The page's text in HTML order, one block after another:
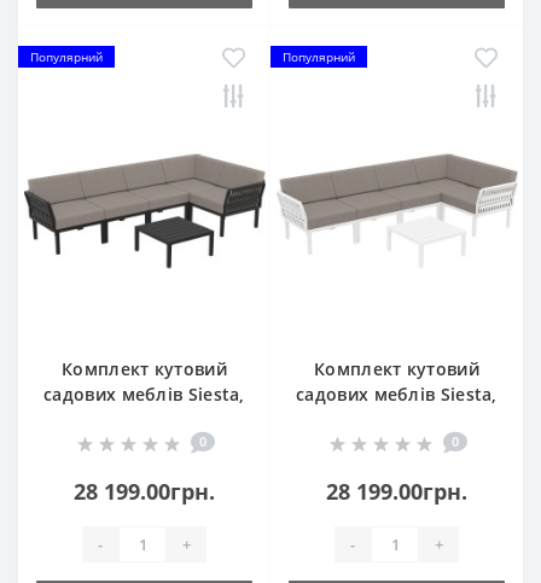
Популярний
Комплект кутовий
садових меблів Siesta,
Black
0
28 199.00грн.
- +
Популярний
Комплект кутовий
садових меблів Siesta,
White
0
28 199.00грн.
- +